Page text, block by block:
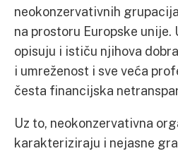
neokonzervativnih
na prostoru Europske unije.
opisuju i ističu njihova
i umreženost i sve veća
česta financijska
Uz to, neokonzervativna
karakteriziraju i nejasne